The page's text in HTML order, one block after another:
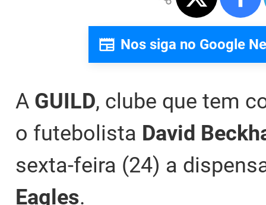
Nos siga no Google
A GUILD, clube que tem
o futebolista David
sexta-feira (24) a
Eagles.